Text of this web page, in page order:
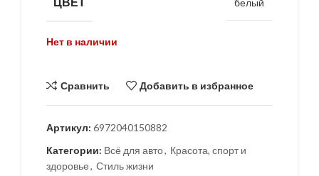
белый
Нет в наличии
Сравнить Добавить в избранное
Артикул: 6972040150882
Категории: Всё для авто, Красота, спорт и
здоровье, Стиль жизни